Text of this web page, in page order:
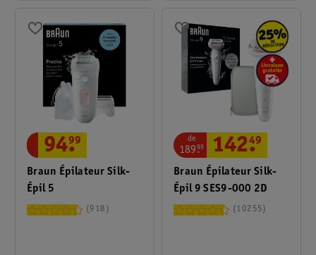
Braun Épilateur Silk-
Épil 5
94.
99
918
Braun Épilateur Silk-
Épil 9 SES9-000 2D
de
189.
99 142.
49
10255